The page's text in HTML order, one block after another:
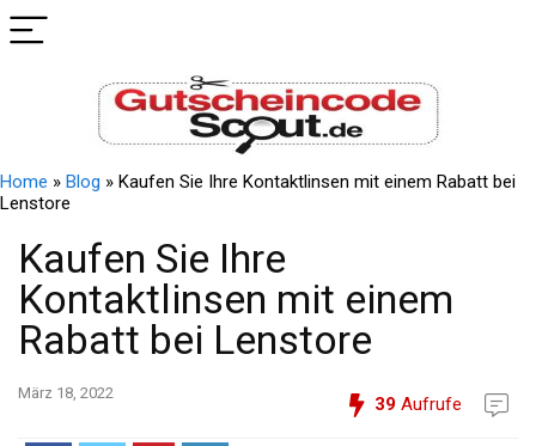
Home » Blog » Kaufen Sie Ihre Kontaktlinsen mit einem Rabatt bei
Lenstore
Kaufen Sie Ihre
Kontaktlinsen mit einem
Rabatt bei Lenstore
März 18, 2022
39 Aufrufe